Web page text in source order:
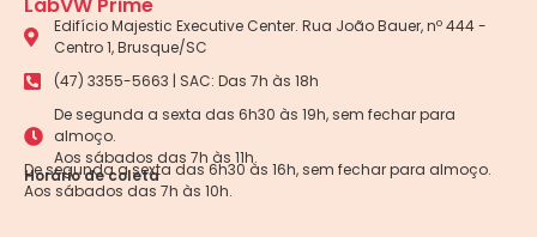
LabVW Prime
Edifício Majestic Executive Center. Rua João Bauer, nº 444 -
Centro 1, Brusque/SC
(47) 3355-5663 | SAC: Das 7h às 18h
De segunda a sexta das 6h30 às 19h, sem fechar para
almoço.
Aos sábados das 7h às 11h.
Horário de coleta
De segunda a sexta das 6h30 às 16h, sem fechar para almoço.
Aos sábados das 7h às 10h.